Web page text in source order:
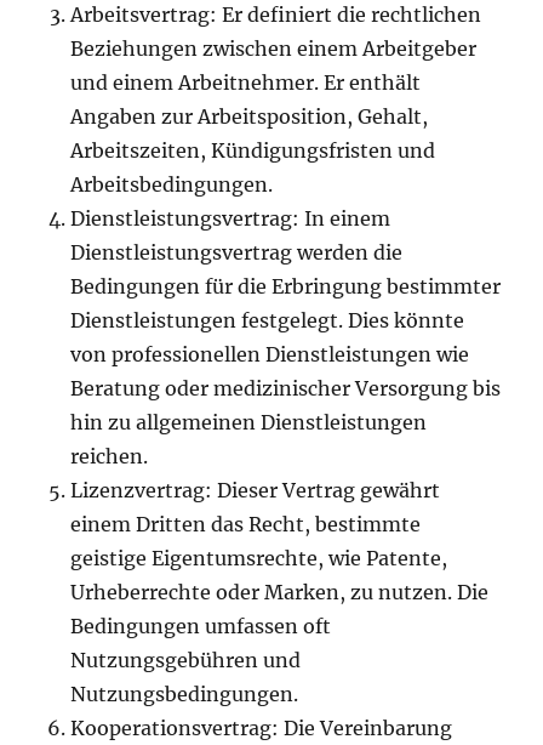
Arbeitsvertrag: Er definiert die rechtlichen
Beziehungen zwischen einem Arbeitgeber
und einem Arbeitnehmer. Er enthält
Angaben zur Arbeitsposition, Gehalt,
Arbeitszeiten, Kündigungsfristen und
Arbeitsbedingungen.
Dienstleistungsvertrag: In einem
Dienstleistungsvertrag werden die
Bedingungen für die Erbringung bestimmter
Dienstleistungen festgelegt. Dies könnte
von professionellen Dienstleistungen wie
Beratung oder medizinischer Versorgung bis
hin zu allgemeinen Dienstleistungen
reichen.
Lizenzvertrag: Dieser Vertrag gewährt
einem Dritten das Recht, bestimmte
geistige Eigentumsrechte, wie Patente,
Urheberrechte oder Marken, zu nutzen. Die
Bedingungen umfassen oft
Nutzungsgebühren und
Nutzungsbedingungen.
Kooperationsvertrag: Die Vereinbarung